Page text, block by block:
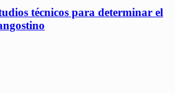
técnicos para determinar el